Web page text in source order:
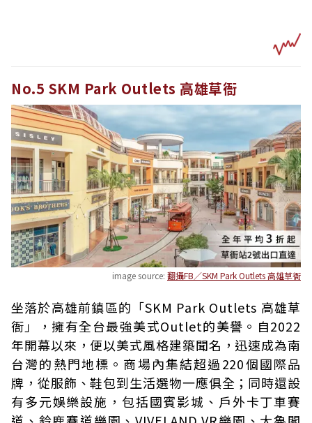
No.5 SKM Park Outlets 高雄草衙
image source: 翻攝FB／SKM Park Outlets 高雄草衙
坐落於高雄前鎮區的「SKM Park Outlets 高雄草
衙」，擁有全台最強美式Outlet的美譽。自2022
年開幕以來，便以美式風格建築聞名，迅速成為南
台灣的熱門地標。商場內集結超過220個國際品
牌，從服飾、鞋包到生活選物一應俱全；同時還設
有多元娛樂設施，包括國賓影城、戶外卡丁車賽